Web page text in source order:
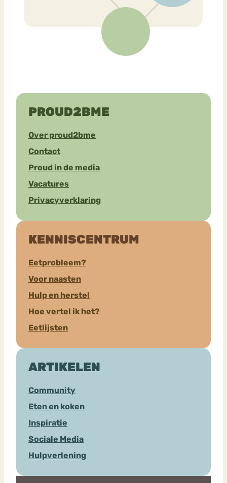
PROUD2BME
Over proud2bme
Contact
Proud in de media
Vacatures
Privacyverklaring
KENNISCENTRUM
Eetprobleem?
Voor naasten
Hulp en herstel
Hoe vertel ik het?
Eetlijsten
ARTIKELEN
Community
Eten en koken
Inspiratie
Sociale Media
Hulpverlening